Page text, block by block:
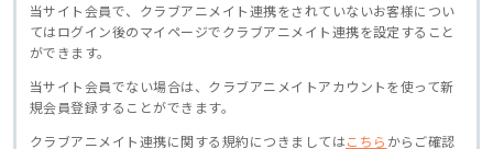
当サイト会員で、クラブアニメイト連携をされていないお客様につい
てはログイン後のマイページでクラブアニメイト連携を設定すること
ができます。
当サイト会員でない場合は、クラブアニメイトアカウントを使って新
規会員登録することができます。
クラブアニメイト連携に関する規約につきましてはこちら からご確認